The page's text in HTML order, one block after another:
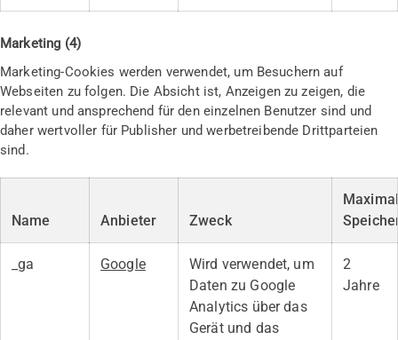
Marketing (4)
Marketing-Cookies werden verwendet, um Besuchern auf
Webseiten zu folgen. Die Absicht ist, Anzeigen zu zeigen, die
relevant und ansprechend für den einzelnen Benutzer sind und
daher wertvoller für Publisher und werbetreibende Drittparteien
sind.
Name Anbieter Zweck
_ga Google
Wird verwendet, um
Daten zu Google
Analytics über das
Gerät und das
2
Jahre